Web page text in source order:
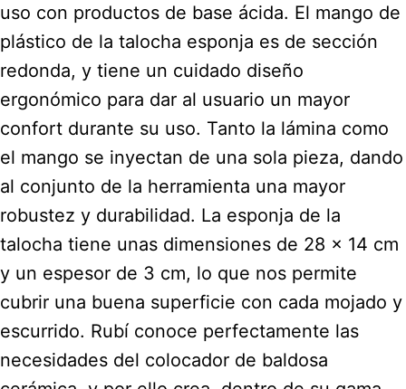
uso con productos de base ácida. El mango de
plástico de la talocha esponja es de sección
redonda, y tiene un cuidado diseño
ergonómico para dar al usuario un mayor
confort durante su uso. Tanto la lámina como
el mango se inyectan de una sola pieza, dando
al conjunto de la herramienta una mayor
robustez y durabilidad. La esponja de la
talocha tiene unas dimensiones de 28 x 14 cm
y un espesor de 3 cm, lo que nos permite
cubrir una buena superficie con cada mojado y
escurrido. Rubí conoce perfectamente las
necesidades del colocador de baldosa